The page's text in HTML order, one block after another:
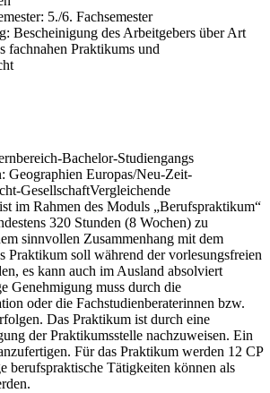
5./6. Fachsemester
Bescheinigung des Arbeitgebers über Art
fachnahen Praktikums und
Bachelor-Studiengangs
Geographien Europas/Neu-Zeit-
GesellschaftVergleichende
im Rahmen des Moduls „Berufspraktikum“
320 Stunden (8 Wochen) zu
sinnvollen Zusammenhang mit dem
Praktikum soll während der vorlesungsfreien
es kann auch im Ausland absolviert
Genehmigung muss durch die
oder die Fachstudienberaterinnen bzw.
Das Praktikum ist durch eine
der Praktikumsstelle nachzuweisen. Ein
Für das Praktikum werden 12 CP
berufspraktische Tätigkeiten können als